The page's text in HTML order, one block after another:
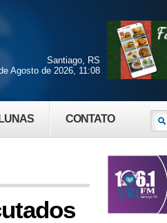
CONTATO
Santiago, RS
Agosto de 2026, 11:08